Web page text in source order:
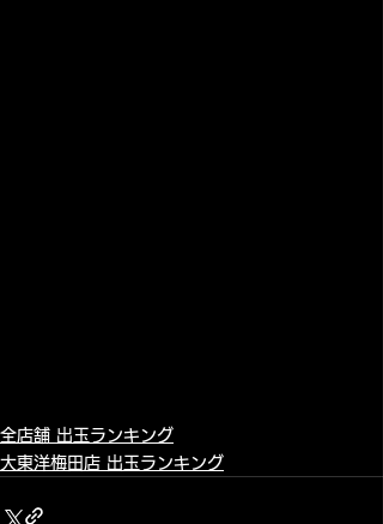
全店舗 出玉ランキング
大東洋梅田店 出玉ランキング